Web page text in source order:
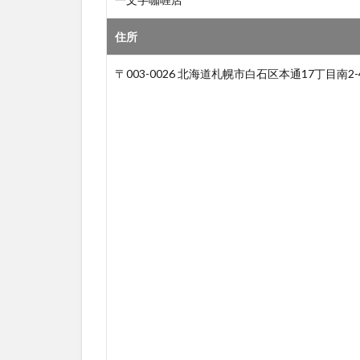
住所
〒003-0026 北海道札幌市白石区本通17丁目南